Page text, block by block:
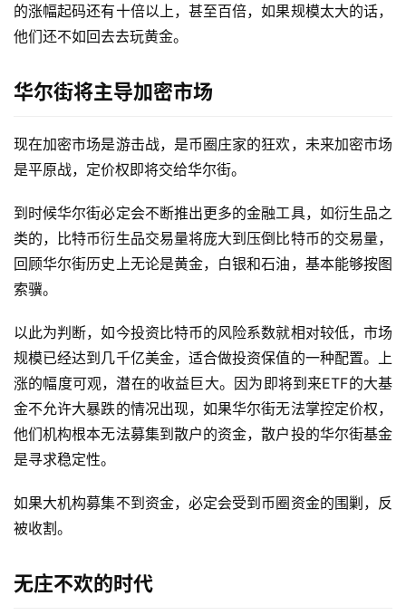
的涨幅起码还有十倍以上，甚至百倍，如果规模太大的话，
他们还不如回去去玩黄金。
华尔街将主导加密市场
现在加密市场是游击战，是币圈庄家的狂欢，未来加密市场
是平原战，定价权即将交给华尔街。
到时候华尔街必定会不断推出更多的金融工具，如衍生品之
类的，比特币衍生品交易量将庞大到压倒比特币的交易量，
回顾华尔街历史上无论是黄金，白银和石油，基本能够按图
索骥。
以此为判断，如今投资比特币的风险系数就相对较低，市场
规模已经达到几千亿美金，适合做投资保值的一种配置。上
涨的幅度可观，潜在的收益巨大。因为即将到来ETF的大基
金不允许大暴跌的情况出现，如果华尔街无法掌控定价权，
他们机构根本无法募集到散户的资金，散户投的华尔街基金
是寻求稳定性。
如果大机构募集不到资金，必定会受到币圈资金的围剿，反
被收割。
无庄不欢的时代